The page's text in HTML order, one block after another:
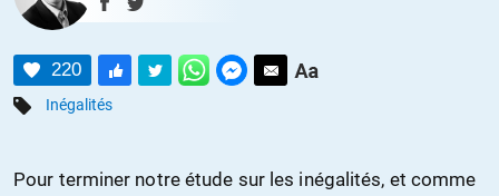
MOTS CLÉS
NOUS
CONTACTER
FAIRE UN
DON
220
Inégalités
Pour terminer notre étude sur les inégalités, et comme